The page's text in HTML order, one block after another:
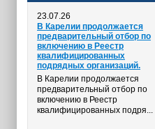
23.07.26
В Карелии продолжается
предварительный отбор по
включению в Реестр
квалифицированных
подрядных организаций.
В Карелии продолжается
предварительный отбор по
включению в Реестр
квалифицированных подря...